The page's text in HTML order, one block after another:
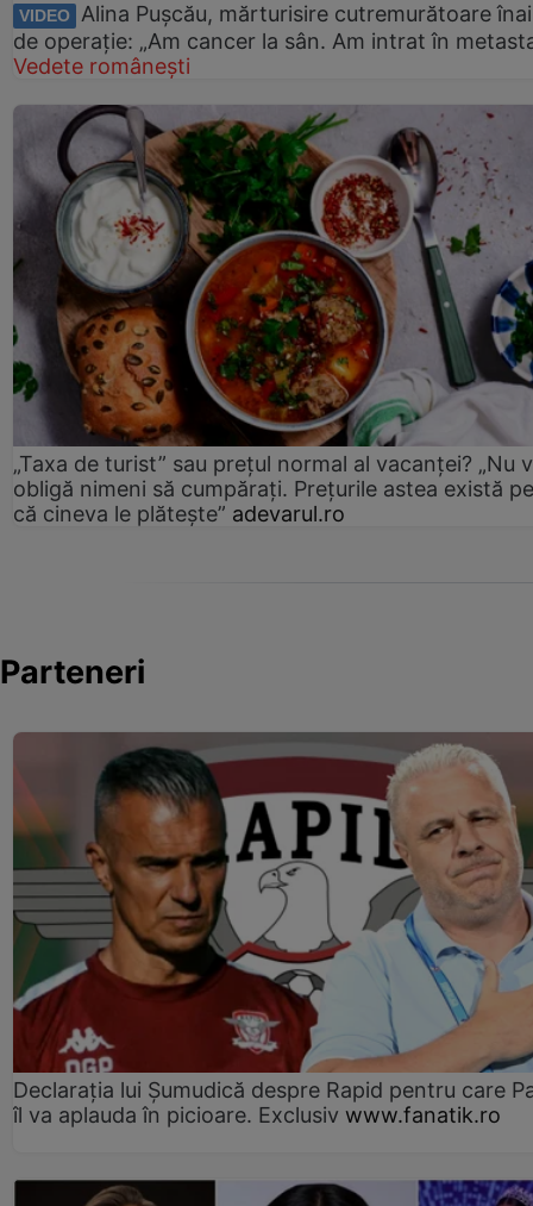
VIDEO Alina Pușcău, mărturisire cutremurătoare
de operație: „Am cancer la sân. Am intrat în
Vedete românești
„Taxa de turist” sau prețul normal al vacanței? „Nu
obligă nimeni să cumpărați. Prețurile astea există
că cineva le plătește” adevarul.ro
Parteneri
Declarația lui Șumudică despre Rapid pentru care
îl va aplauda în picioare. Exclusiv www.fanatik.ro